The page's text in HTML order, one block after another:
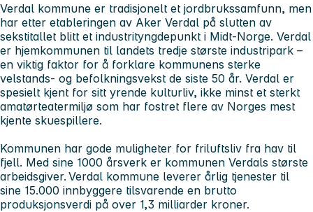
Verdal kommune er tradisjonelt et jordbrukssamfunn, men
har etter etableringen av Aker Verdal på slutten av
sekstitallet blitt et industrityngdepunkt i Midt-Norge. Verdal
er hjemkommunen til landets tredje største industripark –
en viktig faktor for å forklare kommunens sterke
velstands- og befolkningsvekst de siste 50 år. Verdal er
spesielt kjent for sitt yrende kulturliv, ikke minst et sterkt
amatørteatermiljø som har fostret flere av Norges mest
kjente skuespillere.
Kommunen har gode muligheter for friluftsliv fra hav til
fjell. Med sine 1000 årsverk er kommunen Verdals største
arbeidsgiver. Verdal kommune leverer årlig tjenester til
sine 15.000 innbyggere tilsvarende en brutto
produksjonsverdi på over 1,3 milliarder kroner.